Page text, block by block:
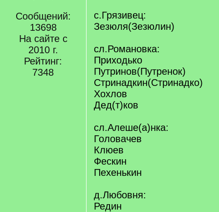
Сообщений:
13698
На сайте с
2010 г.
Рейтинг:
7348
с.Грязивец:
Зезюля(Зезюлин)
сл.Романовка:
Приходько
Путринов(Путренок)
Стринадкин(Стринадко)
Хохлов
Дед(т)ков
сл.Алеше(а)нка:
Головачев
Клюев
Фескин
Пехенькин
д.Любовня:
Редин